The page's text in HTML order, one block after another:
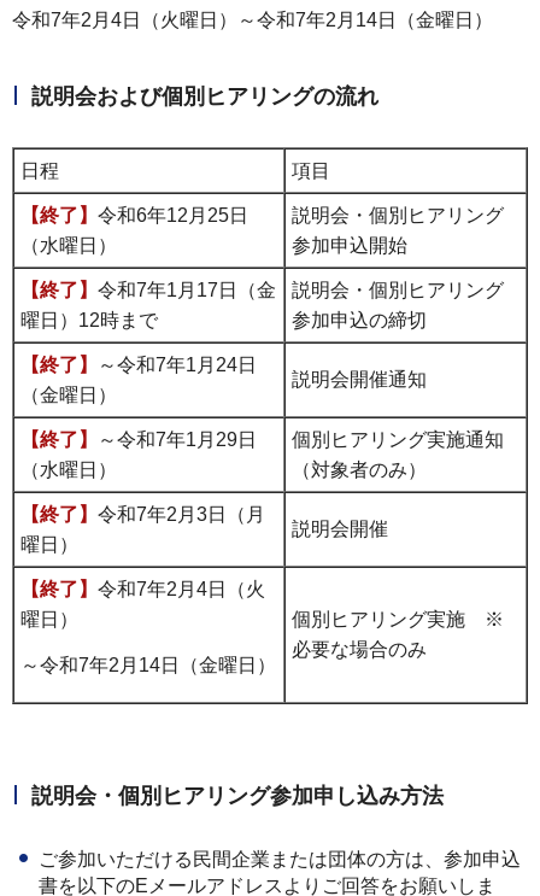
令和7年2月4日（火曜日）～令和7年2月14日（金曜日）
説明会および個別ヒアリングの流れ
日程 項目
【終了】 令和6年12月25日
（水曜日）
説明会・個別ヒアリング
参加申込開始
【終了】 令和7年1月17日（金
曜日）12時まで
説明会・個別ヒアリング
参加申込の締切
【終了】
～令和7年1月24日
（金曜日）
説明会開催通知
【終了】
～令和7年1月29日
（水曜日）
個別ヒアリング実施通知
（対象者のみ）
【終了】 令和7年2月3日（月
曜日）
説明会開催
【終了】 令和7年2月4日（火
曜日）
～令和7年2月14日（金曜日）
個別ヒアリング実施 ※
必要な場合のみ
説明会・個別ヒアリング参加申し込み方法
ご参加いただける民間企業または団体の方は、参加申込
書を以下のEメールアドレスよりご回答をお願いしま